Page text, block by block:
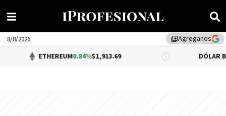
library_addAgreganos
8/8/2026
0.84%$1,913.69 DÓLAR BNA $1,520.00